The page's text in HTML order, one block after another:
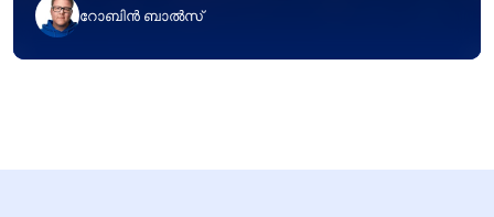
റോബിൻ ബാൽസ്